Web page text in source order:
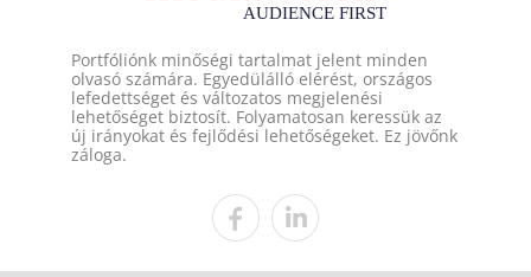
Portfóliónk minőségi tartalmat jelent minden
olvasó számára. Egyedülálló elérést, országos
lefedettséget és változatos megjelenési
lehetőséget biztosít. Folyamatosan keressük az
új irányokat és fejlődési lehetőségeket. Ez jövőnk
záloga.